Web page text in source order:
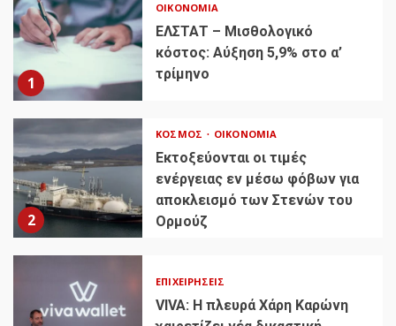
1
ΟΙΚΟΝΟΜΊΑ
ΕΛΣΤΑΤ – Μισθολογικό
κόστος: Αύξηση 5,9% στο α’
τρίμηνο
2
ΚΌΣΜΟΣ ΟΙΚΟΝΟΜΊΑ
Εκτοξεύονται οι τιμές
ενέργειας εν μέσω φόβων για
αποκλεισμό των Στενών του
Ορμούζ
ΕΠΙΧΕΙΡΉΣΕΙΣ
VIVA: Η πλευρά Χάρη Καρώνη